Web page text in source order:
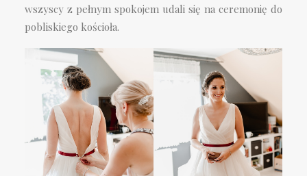
wszyscy z pełnym spokojem udali się na ceremonię do
pobliskiego kościoła.